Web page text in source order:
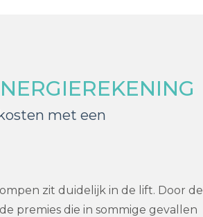
met een
zit duidelijk in de lift. Door de
premies die in sommige gevallen